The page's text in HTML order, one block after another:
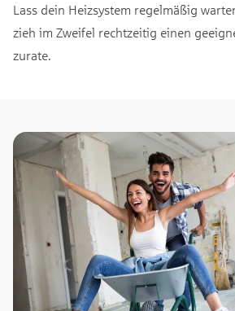
Lass dein Heizsystem regelmäßig
zieh im Zweifel rechtzeitig einen
zurate.